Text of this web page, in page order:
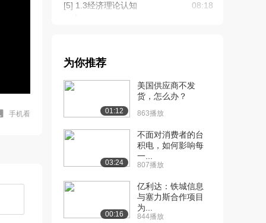
手机看
[5] 1.3经济理论认知
08:18
（下）
[7] 1.4微观经济学的研究
对象（上）
[8] 1.4微观经济学的研究
对象（下）
05:33
[9] 1.5怎样才能学好经济
6227播放
07:17
为你推荐
01:12
美国供应商不发
货，怎么办？
863播放
03:24
不面对消费者的台
积电，如何影响每
一...
807播放
00:16
亿利达：铁城信息
与塞力斯合作项目
为...
844播放